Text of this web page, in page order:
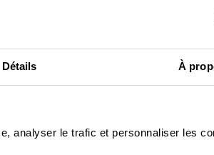
Détails À
analyser le trafic et personnaliser les
LES STAGES DE
En plus des stages individuels,
d’autres pilotes . Vous pourrez
particulier en échangeant à propos de